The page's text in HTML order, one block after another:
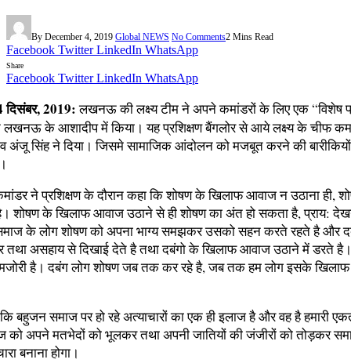
By December 4, 2019 Global NEWS No Comments2 Mins Read
Facebook Twitter LinkedIn WhatsApp
Share
Facebook Twitter LinkedIn WhatsApp
2019:लखनऊ की लक्ष्य टीम ने अपने कमांडरों के लिए एक “विशेष
के आशादीप में किया। यह प्रशिक्षण बैंगलोर से आये लक्ष्य के चीफ
अंजू सिंह ने दिया। जिसमे सामाजिक आंदोलन को मजबूत करने की
ने प्रशिक्षण के दौरान कहा कि शोषण के खिलाफ आवाज न उठाना ही,
है। शोषण के खिलाफ आवाज उठाने से ही शोषण का अंत हो सकता है, प्राय:
के लोग शोषण को अपना भाग्य समझकर उसको सहन करते रहते है और
तथा असहाय से दिखाई देते है तथा दबंगो के खिलाफ आवाज उठाने में डरते है।
है। दबंग लोग शोषण जब तक कर रहे है, जब तक हम लोग इसके
बहुजन समाज पर हो रहे अत्याचारों का एक ही इलाज है और वह है हमारी
को अपने मतभेदों को भूलकर तथा अपनी जातियों की जंजीरों को तोड़कर
बनाना होगा।